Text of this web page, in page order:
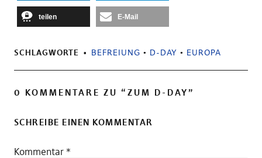
teilen E-Mail
SCHLAGWORTE BEFREIUNG • D-DAY • EUROPA
0 KOMMENTARE ZU “ ZUM D-DAY”
SCHREIBE EINEN KOMMENTAR
Kommentar *